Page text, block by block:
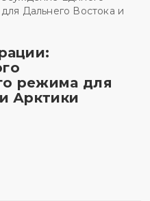
режима для
Арктики